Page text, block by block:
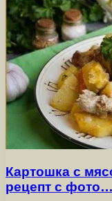
Картошка с
рецепт с фото…